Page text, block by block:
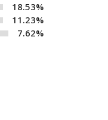
18.53%
11.23%
7.62%